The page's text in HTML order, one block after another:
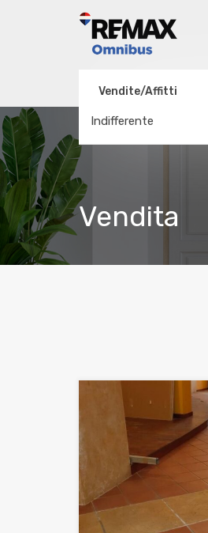
Vendite/Affitti
Indifferente
Vendita